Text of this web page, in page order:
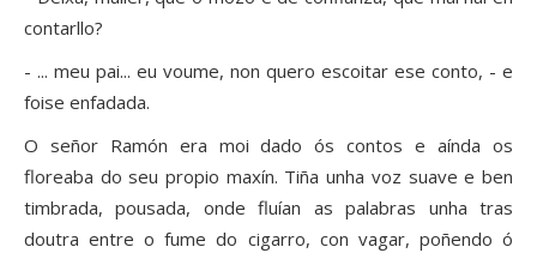
contarllo?
- ... meu pai... eu voume, non quero escoitar ese conto, - e
foise enfadada.
O señor Ramón era moi dado ós contos e aínda os
floreaba do seu propio maxín. Tiña unha voz suave e ben
timbrada, pousada, onde fluían as palabras unha tras
doutra entre o fume do cigarro, con vagar, poñendo ó